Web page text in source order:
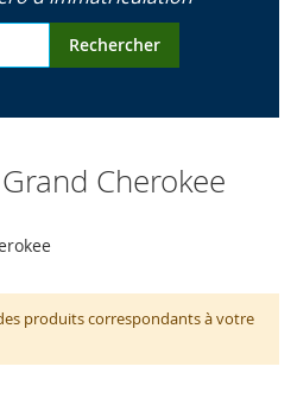
Rechercher
Cherokee
produits correspondants à votre